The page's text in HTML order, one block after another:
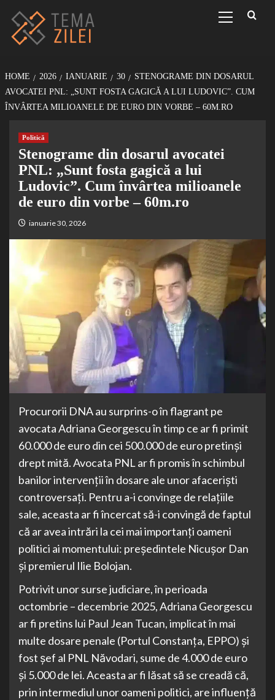
conținut
Menu
HOME 2026 IANUARIE 30
STENOGRAME DIN DOSARUL
AVOCATEI PNL: „SUNT FOSTA GAGICĂ A LUI LUDOVIC”. CUM
ÎNVÂRTEA MILIOANELE DE EURO DIN VORBE – 60M.RO
Politică
Stenograme din dosarul avocatei
PNL: „Sunt fosta gagică a lui
Ludovic”. Cum învârtea milioanele
de euro din vorbe – 60m.ro
ianuarie 30, 2026
Procurorii DNA au surprins-o în flagrant pe
avocata Adriana Georgescu în timp ce ar fi primit
60.000 de euro din cei 500.000 de euro pretinși
drept mită. Avocata PNL ar fi promis în schimbul
banilor intervenții în dosare ale unor afaceriști
controversați. Pentru a-i convinge de relațiile
sale, aceasta ar fi încercat să-i convingă de faptul
că ar avea intrări la cei mai importanți oameni
politici ai momentului: președintele Nicușor Dan
și premierul Ilie Bolojan.
Potrivit unor surse judiciare, în perioada
octombrie – decembrie 2025, Adriana Georgescu
ar fi pretins lui Paul Jean Tucan, implicat în mai
multe dosare penale (Portul Constanța, EPPO) și
fost șef al PNL Năvodari, sume de 4.000 de euro
și 5.000 de lei. Aceasta ar fi lăsat să se creadă că,
prin intermediul unor oameni politici, are influență